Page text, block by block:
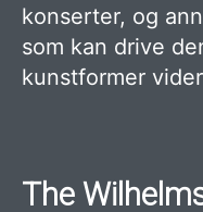
konserter, og
som kan drive
kunstformer
The